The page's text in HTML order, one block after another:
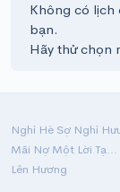
Không có lịch
bạn.
Hãy thử chọn
Nghỉ Hè Sợ Nghỉ
Mãi Nợ Một Lời Tạm Biệt
Lên Hương